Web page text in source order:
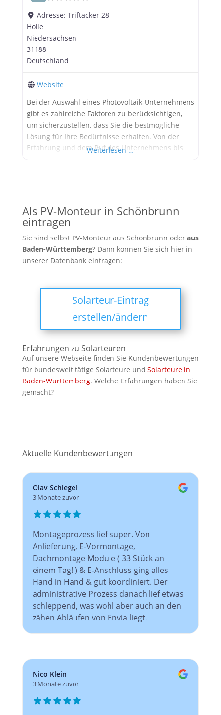
Adresse:Triftäcker 28
Holle
Niedersachsen
31188
Deutschland
Website
Bei der Auswahl eines Photovoltaik-Unternehmens
gibt es zahlreiche Faktoren zu berücksichtigen,
um sicherzustellen, dass Sie die bestmögliche
Lösung für Ihre Bedürfnisse erhalten. Von der
Erfahrung und dem Ruf des Unternehmens bis
Niedersachsen.
Weiterlesen …
Als PV-Monteur in Schönbrunn
eintragen
Sie sind selbst PV-Monteur aus Schönbrunn oder aus
Baden-Württemberg? Dann können Sie sich hier in
unserer Datenbank eintragen:
Solarteur-Eintrag
erstellen/ändern
Erfahrungen zu Solarteuren
Auf unsere Webseite finden Sie Kundenbewertungen
für bundesweit tätige Solarteure und Solarteure in
Baden-Württemberg. Welche Erfahrungen haben Sie
gemacht?
Aktuelle Kundenbewertungen
Olav Schlegel
3 Monate zuvor
Montageprozess lief super. Von
Anlieferung, E-Vormontage,
Dachmontage Module ( 33 Stück an
einem Tag! ) & E-Anschluss ging alles
Hand in Hand & gut koordiniert. Der
administrative Prozess danach lief etwas
schleppend, was wohl aber auch an den
zähen Abläufen von Envia liegt.
Nico Klein
3 Monate zuvor